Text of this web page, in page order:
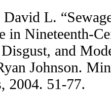
L.
in Nineteenth-
and
Johnson.
2004. 51-77.